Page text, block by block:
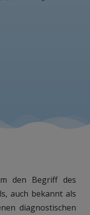
den Begriff des
auch bekannt als
diagnostischen